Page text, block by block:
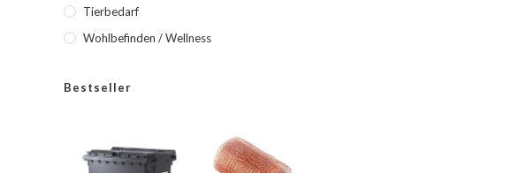
Tierbedarf
Wohlbefinden / Wellness
Bestseller